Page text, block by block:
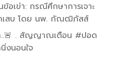
ข้อเข่า: กรณีศึกษาการเจาะ
กเสบ โดย นพ. กัณฒิภัสส์
า..🚨 . สัญญาณเตือน #ปอด
งนอนใจ